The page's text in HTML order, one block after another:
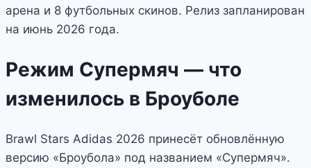
арена и 8 футбольных скинов. Релиз запланирован
на июнь 2026 года.
Режим Супермяч — что
изменилось в Броуболе
Brawl Stars Adidas 2026 принесёт обновлённую
версию «Броубола» под названием «Супермяч».